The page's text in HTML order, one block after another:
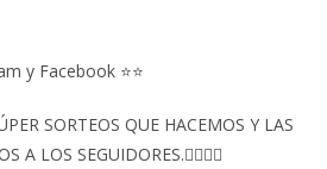
y Facebook ⭐⭐
SORTEOS QUE HACEMOS Y LAS
A LOS SEGUIDORES.👇🏻👇🏻